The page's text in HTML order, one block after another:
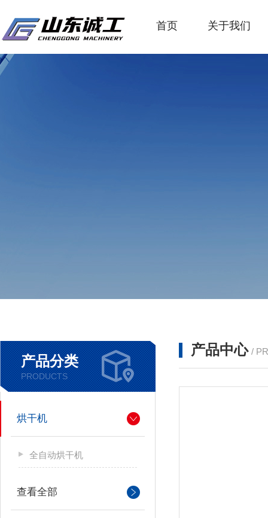
首页 关于我们
产品分类
PRODUCTS
烘干机
全自动烘干机
查看全部
产品中心 /